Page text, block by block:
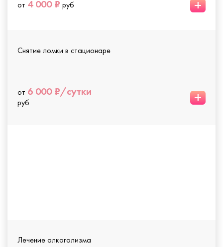
от 4 000 ₽ руб +
Снятие ломки в стационаре
от 6 000 ₽/сутки
руб +
Лечение алкоголизма